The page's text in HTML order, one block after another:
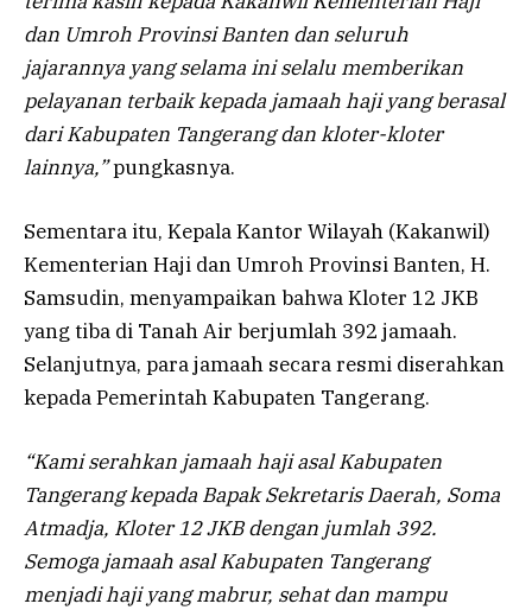
dan Umroh Provinsi Banten dan seluruh
jajarannya yang selama ini selalu memberikan
pelayanan terbaik kepada jamaah haji yang berasal
dari Kabupaten Tangerang dan kloter-kloter
lainnya,”pungkasnya.
Sementara itu, Kepala Kantor Wilayah (Kakanwil)
Kementerian Haji dan Umroh Provinsi Banten, H.
Samsudin, menyampaikan bahwa Kloter 12 JKB
yang tiba di Tanah Air berjumlah 392 jamaah.
Selanjutnya, para jamaah secara resmi diserahkan
kepada Pemerintah Kabupaten Tangerang.
“Kami serahkan jamaah haji asal Kabupaten
Tangerang kepada Bapak Sekretaris Daerah, Soma
Atmadja, Kloter 12 JKB dengan jumlah 392.
Semoga jamaah asal Kabupaten Tangerang
menjadi haji yang mabrur, sehat dan mampu